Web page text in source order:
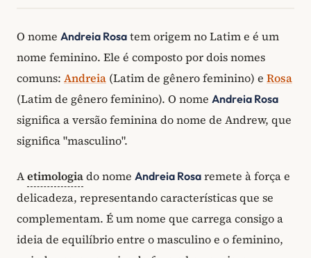
O nome Andreia Rosa tem origem no Latim e é um
nome feminino. Ele é composto por dois nomes
comuns: Andreia (Latim de gênero feminino) e Rosa
(Latim de gênero feminino). O nome Andreia Rosa
significa a versão feminina do nome de Andrew, que
significa "masculino".
Aetimologiado nome Andreia Rosa remete à força e
delicadeza, representando características que se
complementam. É um nome que carrega consigo a
ideia de equilíbrio entre o masculino e o feminino,